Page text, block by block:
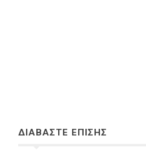
ΔΙΑΒΑΣΤΕ ΕΠΙΣΗΣ